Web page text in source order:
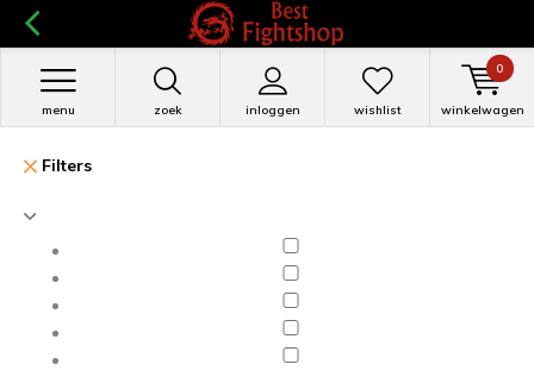
zoek inloggen
menu wishlist winkelwagen
0
Filters